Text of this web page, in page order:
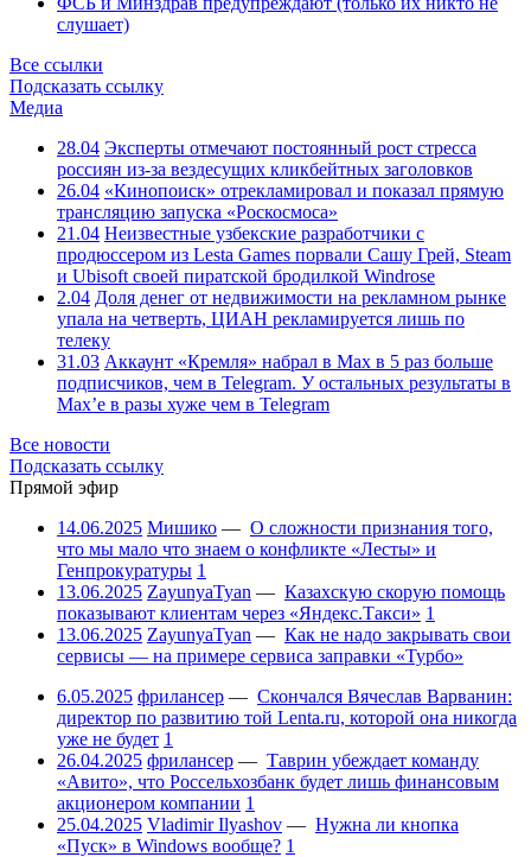
слушает)
Все ссылки
Подсказать ссылку
Медиа
28.04 Эксперты отмечают постоянный рост стресса
россиян из-за вездесущих кликбейтных заголовков
26.04 «Кинопоиск» отрекламировал и показал прямую
трансляцию запуска «Роскосмоса»
21.04 Неизвестные узбекские разработчики с
продюссером из Lesta Games порвали Сашу Грей, Steam
и Ubisoft своей пиратской бродилкой Windrose
2.04 Доля денег от недвижимости на рекламном рынке
упала на четверть, ЦИАН рекламируется лишь по
телеку
31.03 Аккаунт «Кремля» набрал в Max в 5 раз больше
подписчиков, чем в Telegram. У остальных результаты в
Max’е в разы хуже чем в Telegram
Все новости
Подсказать ссылку
Прямой эфир
14.06.2025 Мишико — О сложности признания того,
что мы мало что знаем о конфликте «Лесты» и
Генпрокуратуры 1
13.06.2025 ZayunyaTyan — Казахскую скорую помощь
показывают клиентам через «Яндекс.Такси» 1
13.06.2025 ZayunyaTyan — Как не надо закрывать свои
сервисы — на примере сервиса заправки «Турбо»
6.05.2025 фрилансер — Скончался Вячеслав Варванин:
директор по развитию той Lenta.ru, которой она никогда
уже не будет 1
26.04.2025 фрилансер — Таврин убеждает команду
«Авито», что Россельхозбанк будет лишь финансовым
акционером компании 1
25.04.2025 Vladimir Ilyashov — Нужна ли кнопка
«Пуск» в Windows вообще? 1